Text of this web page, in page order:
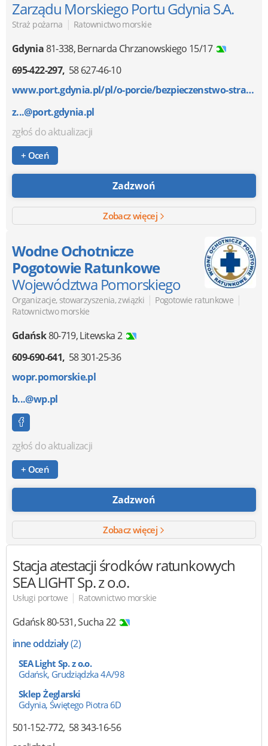
Zarządu Morskiego Portu Gdynia S.A.
Straż pożarna | Ratownictwo morskie
Gdynia81-338,Bernarda Chrzanowskiego 15/17
695-422-297 58 627-46-10
www.port.gdynia.pl/pl/o-porcie/bezpieczenstwo-straz-...
z...@port.gdynia.pl
zgłoś do aktualizacji
+ Oceń
Zadzwoń
Zobacz więcej
Wodne Ochotnicze
Pogotowie Ratunkowe
Województwa Pomorskiego
Organizacje, stowarzyszenia, związki | Pogotowie ratunkowe |
Ratownictwo morskie
Gdańsk80-719,Litewska 2
609-690-641 58 301-25-36
wopr.pomorskie.pl
b...@wp.pl
zgłoś do aktualizacji
+ Oceń
Zadzwoń
Zobacz więcej
Stacja atestacji środków ratunkowych
SEA LIGHT Sp. z o.o.
Usługi portowe | Ratownictwo morskie
Gdańsk80-531,Sucha 22
inne oddziały(2)
SEA Light Sp. z o.o.
Gdańsk, Grudziądzka 4A/98
Sklep Żeglarski
Gdynia, Świętego Piotra 6D
501-152-772 58 343-16-56